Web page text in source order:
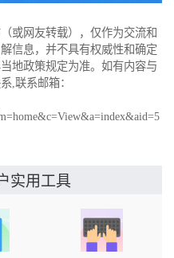
或网友转载），仅作为交流和
信息，并不具有权威性和确定
地政策规定为准。如有内容与
,联系邮箱：
实用工具